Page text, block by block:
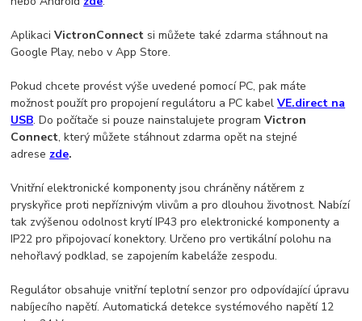
AplikaciVictronConnect si můžete také zdarma stáhnout na
Google Play, nebo v App Store.
Pokud chcete provést výše uvedené pomocí PC, pak máte
možnost použít pro propojení regulátoru a PC kabelVE.direct na
USB. Do počítače si pouze nainstalujete programVictron
Connect, který můžete stáhnout zdarma opět na stejné
adrese zde.
Vnitřní elektronické komponenty jsou chráněny nátěrem z
pryskyřice proti nepříznivým vlivům a pro dlouhou životnost. Nabízí
tak zvýšenou odolnost krytí IP43 pro elektronické komponenty a
IP22 pro připojovací konektory. Určeno pro vertikální polohu na
nehořlavý podklad, se zapojením kabeláže zespodu.
Regulátor obsahuje vnitřní teplotní senzor pro odpovídající úpravu
nabíjecího napětí. Automatická detekce systémového napětí 12